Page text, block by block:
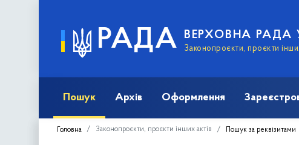
РАДА ВЕРХОВНА РАДА
Законопроєкти, проєкти
Пошук Архів Оформлення
Головна Законопроєкти, проєкти інших актів Пошук за реквізитами